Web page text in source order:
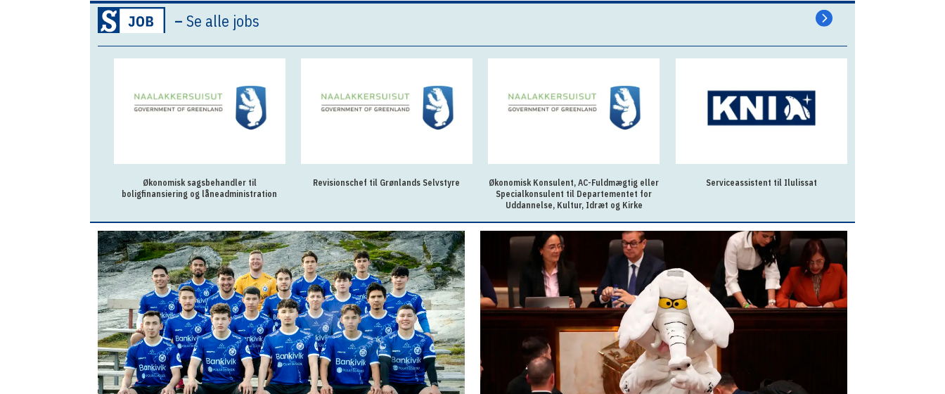
– Se alle jobs
Økonomisk sagsbehandler til
boligfinansiering og låneadministration
Revisionschef til Grønlands Selvstyre
Økonomisk Konsulent, AC-Fuldmægtig eller
Specialkonsulent til Departementet for
Uddannelse, Kultur, Idræt og Kirke
Serviceassistent til Ilulissat